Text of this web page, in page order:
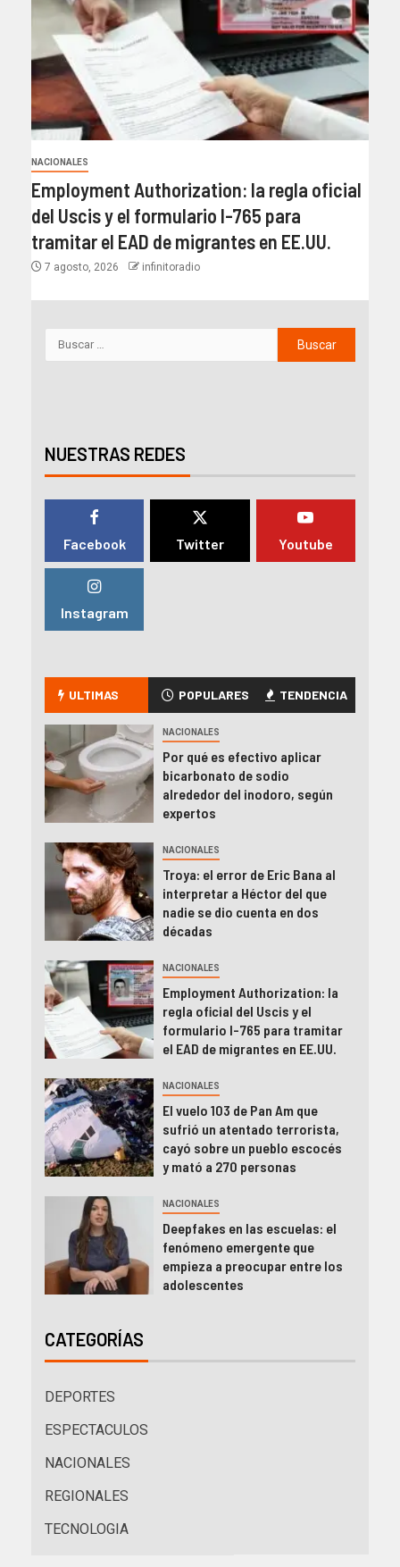
NACIONALES
Employment Authorization: la regla oficial
del Uscis y el formulario I-765 para
tramitar el EAD de migrantes en EE.UU.
7 agosto, 2026 infinitoradio
NUESTRAS REDES
Facebook Twitter Youtube
Instagram
ULTIMAS POPULARES TENDENCIA
NACIONALES
Por qué es efectivo aplicar
bicarbonato de sodio
alrededor del inodoro, según
expertos
NACIONALES
Troya: el error de Eric Bana al
interpretar a Héctor del que
nadie se dio cuenta en dos
décadas
NACIONALES
Employment Authorization: la
regla oficial del Uscis y el
formulario I-765 para tramitar
el EAD de migrantes en EE.UU.
NACIONALES
El vuelo 103 de Pan Am que
sufrió un atentado terrorista,
cayó sobre un pueblo escocés
y mató a 270 personas
NACIONALES
Deepfakes en las escuelas: el
fenómeno emergente que
empieza a preocupar entre los
adolescentes
CATEGORÍAS
DEPORTES
ESPECTACULOS
NACIONALES
REGIONALES
TECNOLOGIA